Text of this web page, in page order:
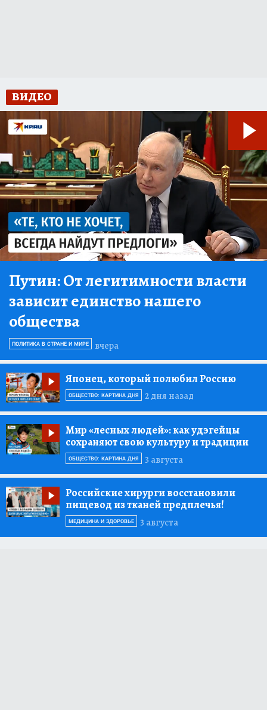
ВИДЕО
Путин:От легитимности власти
зависит единство нашего
общества
вчера
ПОЛИТИКА В СТРАНЕ И МИРЕ
Японец, который полюбил Россию
2 дня назад
ОБЩЕСТВО: КАРТИНА ДНЯ
Мир «лесных людей»:как удэгейцы
сохраняют свою культуру и традиции
3 августа
ОБЩЕСТВО: КАРТИНА ДНЯ
Российские хирурги восстановили
пищевод из тканей предплечья!
3 августа
МЕДИЦИНА И ЗДОРОВЬЕ